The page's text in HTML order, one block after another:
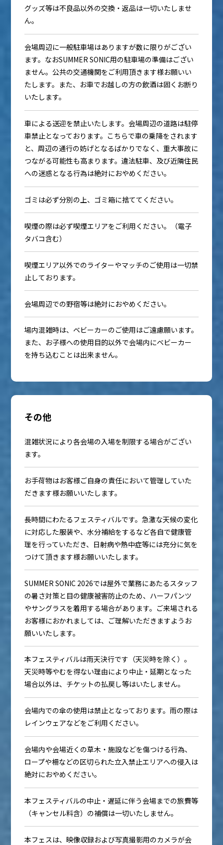
グッズ等は不良品以外の交換・返品は一切いたしませ
ん。
会場周辺に一般駐車場はありますが数に限りがござい
ます。なおSUMMER SONIC用の駐車場の準備はござい
ません。公共の交通機関をご利用頂きます様お願いい
たします。また、お車でお越しの方の飲酒は固くお断り
いたします。
車による送迎を禁止いたします。会場周辺の道路は駐停
車禁止となっております。こちらで車の乗降をされます
と、周辺の通行の妨げとなるばかりでなく、重大事故に
つながる可能性も高まります。違法駐車、及び近隣住民
への迷惑となる行為は絶対におやめください。
ゴミは必ず分別の上、ゴミ箱に捨ててください。
喫煙の際は必ず喫煙エリアをご利用ください。（電子
タバコ含む）
喫煙エリア以外でのライターやマッチのご使用は一切禁
止しております。
会場周辺での野宿等は絶対におやめください。
場内混雑時は、ベビーカーのご使用はご遠慮願います。
また、お子様への使用目的以外で会場内にベビーカー
を持ち込むことは出来ません。
その他
混雑状況により各会場の入場を制限する場合がござい
ます。
お手荷物はお客様ご自身の責任において管理していた
だきます様お願いいたします。
長時間にわたるフェスティバルです。急激な天候の変化
に対応した服装や、水分補給をするなど各自で健康管
理を行っていただき、日射病や熱中症等には充分に気を
つけて頂きます様お願いいたします。
SUMMER SONIC 2026では屋外で業務にあたるスタッフ
の暑さ対策と目の健康被害防止のため、ハーフパンツ
やサングラスを着用する場合があります。ご来場される
お客様におかれましては、ご理解いただきますようお
願いいたします。
本フェスティバルは雨天決行です（天災時を除く）。
天災時等やむを得ない理由により中止・延期となった
場合以外は、チケットの払戻し等はいたしません。
会場内での傘の使用は禁止となっております。雨の際は
レインウェアなどをご利用ください。
会場内や会場近くの草木・施設などを傷つける行為、
ロープや柵などの区切られた立入禁止エリアへの侵入は
絶対におやめください。
本フェスティバルの中止・遅延に伴う会場までの旅費等
（キャンセル料含）の補償は一切いたしません。
本フェスは、映像収録および写真撮影用のカメラが会